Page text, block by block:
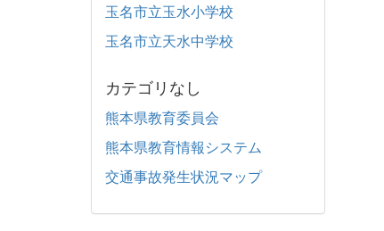
玉名市立玉水小学校
玉名市立天水中学校
カテゴリなし
熊本県教育委員会
熊本県教育情報システム
交通事故発生状況マップ